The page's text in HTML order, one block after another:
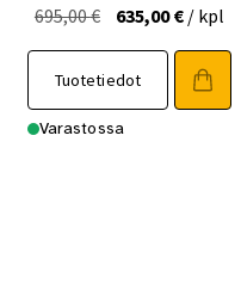
695,00€ Alkuperäinen
hinta
oli:
695,00 €.
635,00€
hinta
on:
635,00 €.
/ kpl
Tuotetiedot
Varastossa